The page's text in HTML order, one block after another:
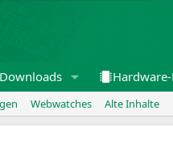
Downloads
Webwatches Alte Inhalte